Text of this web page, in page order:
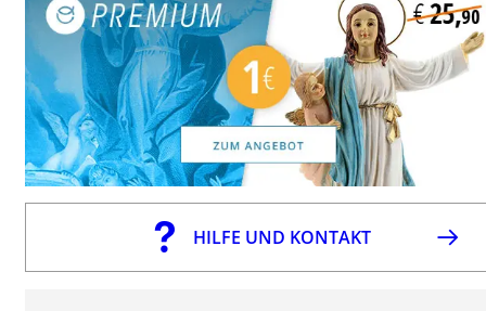
HILFE UND KONTAKT